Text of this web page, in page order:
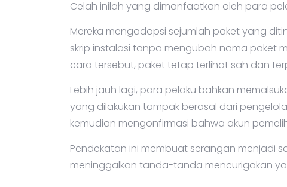
Celah inilah yang dimanfaatkan oleh para
Mereka mengadopsi sejumlah paket yang
skrip instalasi tanpa mengubah nama paket
cara tersebut, paket tetap terlihat sah dan
Lebih jauh lagi, para pelaku bahkan
yang dilakukan tampak berasal dari
kemudian mengonfirmasi bahwa akun
Pendekatan ini membuat serangan menjadi
meninggalkan tanda-tanda mencurigakan